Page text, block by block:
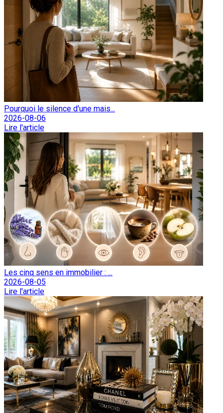
Pourquoi le silence d'une mais...
2026-08-06
Lire l'article
Les cinq sens en immobilier : ...
2026-08-05
Lire l'article